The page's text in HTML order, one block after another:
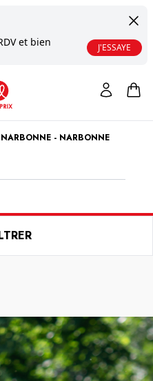
et bien
J'ESSAYE
- NARBONNE